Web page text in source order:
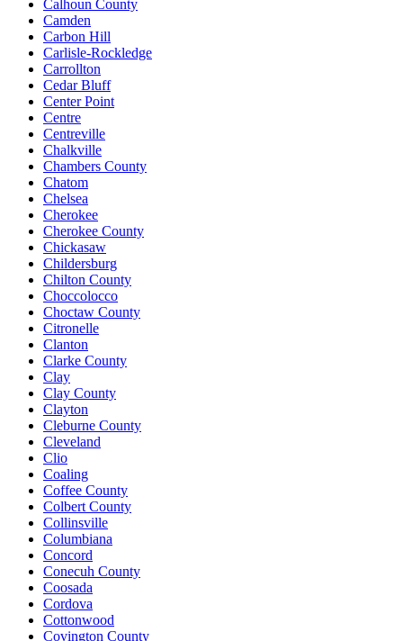
Calhoun County
Camden
Carbon Hill
Carlisle-Rockledge
Carrollton
Cedar Bluff
Center Point
Centre
Centreville
Chalkville
Chambers County
Chatom
Chelsea
Cherokee
Cherokee County
Chickasaw
Childersburg
Chilton County
Choccolocco
Choctaw County
Citronelle
Clanton
Clarke County
Clay
Clay County
Clayton
Cleburne County
Cleveland
Clio
Coaling
Coffee County
Colbert County
Collinsville
Columbiana
Concord
Conecuh County
Coosada
Cordova
Cottonwood
Covington County